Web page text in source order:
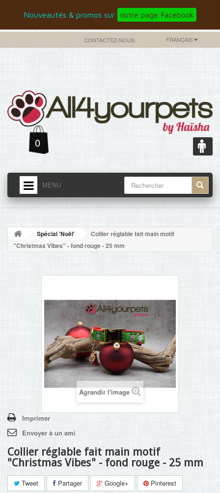
Nouveautés & promos sur notre page Facebook
FRANÇAIS
CONTACTEZ-NOUS
0
MENU
ACCUEIL
NOUVELLES
ACCUEIL
Spécial 'Noël'
Collier réglable fait main motif
"Christmas Vibes" - fond rouge - 25 mm
Agrandir l'image
Imprimer
Envoyer à un ami
Collier réglable fait main motif
"Christmas Vibes" - fond rouge - 25 mm
Tweet Partager Google+ Pinterest